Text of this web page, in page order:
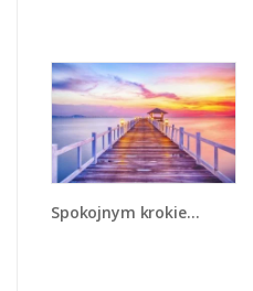
Spokojnym krokiem po moście - KN918